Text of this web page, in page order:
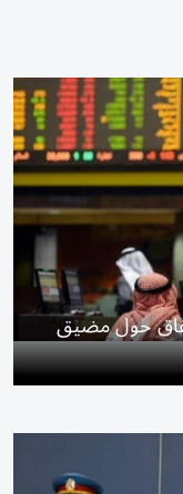
حول مضيق